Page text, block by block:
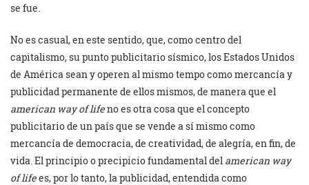
se fue.
No es casual, en este sentido, que, como centro del
capitalismo, su punto publicitario sísmico, los Estados Unidos
de América sean y operen al mismo tempo como mercancía y
publicidad permanente de ellos mismos, de manera que el
american way of lifeno es otra cosa que el concepto
publicitario de un país que se vende a sí mismo como
mercancía de democracia, de creatividad, de alegría, en fin, de
vida. El principio o precipicio fundamental del american way
of lifees, por lo tanto, la publicidad, entendida como